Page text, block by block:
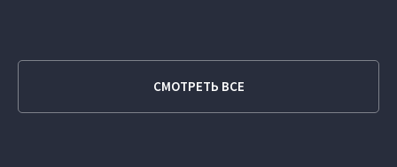
СМОТРЕТЬ ВСЕ